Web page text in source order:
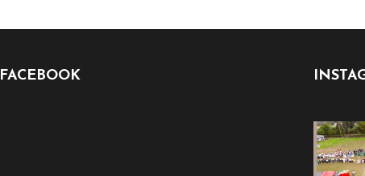
FACEBOOK